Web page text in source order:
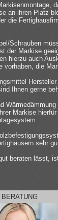
an ihren Platz
die
Schrauben
der Markise
hierzu auch
vorhaben, die
Ihnen gerne
Markise
sehr
beraten lässt,
BERATUNG